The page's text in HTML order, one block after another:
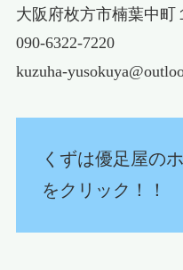
大阪府枚方市楠葉中町
090-6322-7220
kuzuha-
くずは優足屋の
をクリック！！